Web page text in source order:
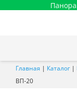
Главная | Каталог |
ВП-20